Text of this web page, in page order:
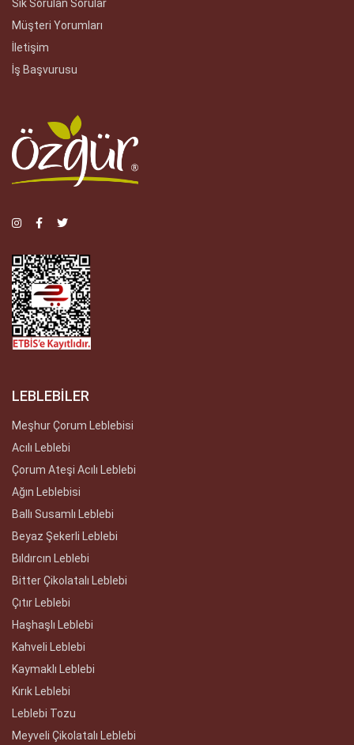
Sık Sorulan Sorular
Müşteri Yorumları
İletişim
İş Başvurusu
LEBLEBİLER
Meşhur Çorum Leblebisi
Acılı Leblebi
Çorum Ateşi Acılı Leblebi
Ağın Leblebisi
Ballı Susamlı Leblebi
Beyaz Şekerli Leblebi
Bıldırcın Leblebi
Bitter Çikolatalı Leblebi
Çıtır Leblebi
Haşhaşlı Leblebi
Kahveli Leblebi
Kaymaklı Leblebi
Kırık Leblebi
Leblebi Tozu
Meyveli Çikolatalı Leblebi